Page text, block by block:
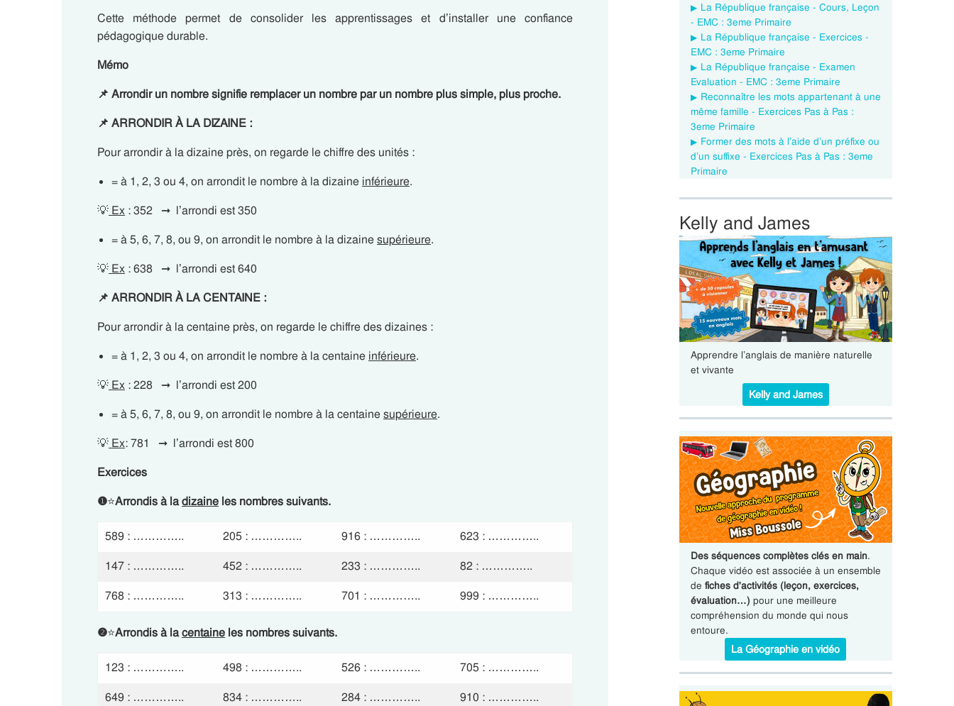
Cette méthode permet de consolider les apprentissages et d’installer une confiance
pédagogique durable.
Mémo
📌 Arrondir un nombresignifie remplacer un nombre par un nombre plus simple, plus proche.
📌 ARRONDIR À LA DIZAINE :
Pour arrondir à la dizaine près, on regarde le chiffre des unités :
= à 1, 2, 3 ou 4, on arrondit le nombre à la dizaine inférieure.
💡 Ex : 352 ➞ l’arrondi est 350
= à 5, 6, 7, 8, ou 9, on arrondit le nombre à la dizainesupérieure.
💡 Ex : 638 ➞ l’arrondi est 640
📌 ARRONDIR À LACENTAINE :
Pour arrondir à la centaine près, on regarde le chiffre des dizaines :
= à 1, 2, 3 ou 4, on arrondit le nombre à la centaine inférieure.
💡 Ex : 228 ➞ l’arrondi est 200
= à 5, 6, 7, 8, ou 9, on arrondit le nombre à la centainesupérieure.
💡 Ex: 781 ➞ l’arrondi est 800
Exercices
❶⭐Arrondis à ladizaine les nombres suivants.
589 : ………….. 205 : ………….. 916 : …………..
623 : …………..
147 : …………..
452 : ………….. 233 : …………..
82 : …………..
768 : …………..
313 : ………….. 701 : ………….. 999 : …………..
❷⭐Arrondis à lacentaine les nombres suivants.
123 : ………….. 498 : ………….. 526 : …………..
705 : …………..
649 : …………..
834 : ………….. 284 : …………..
910 : …………..
La République française - Cours, Leçon
- EMC : 3eme Primaire
La République française - Exercices -
EMC : 3eme Primaire
La République française - Examen
Evaluation - EMC : 3eme Primaire
Reconnaître les mots appartenant à une
même famille - Exercices Pas à Pas :
3eme Primaire
Former des mots à l’aide d’un préfixe ou
d’un suffixe - Exercices Pas à Pas : 3eme
Primaire
Kelly and James
Apprendre l’anglais de manière naturelle
et vivante
Kelly and James
Des séquences complètes clés en main.
Chaque vidéo est associée à un ensemble
de fiches d'activités (leçon, exercices,
évaluation…) pour une meilleure
compréhension du monde qui nous
entoure.
La Géographie en vidéo